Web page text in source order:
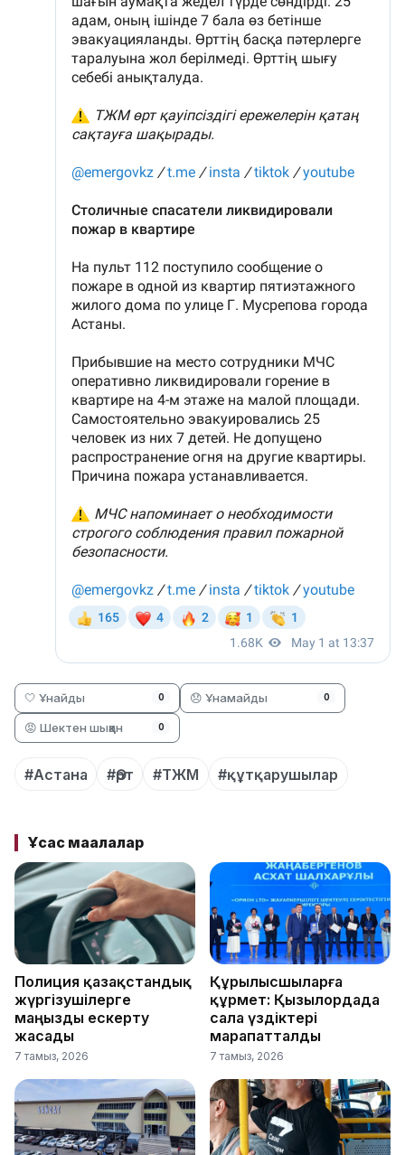
🤍 Ұнайды 0 😞 Ұнамайды 0
😡 Шектен шыққан 0
#Астана #Өрт #ТЖМ #құтқарушылар
Ұқсас мақалалар
Полиция қазақстандық
жүргізушілерге
маңызды ескерту
жасады
7 тамыз, 2026
Құрылысшыларға
құрмет: Қызылордада
сала үздіктері
марапатталды
7 тамыз, 2026